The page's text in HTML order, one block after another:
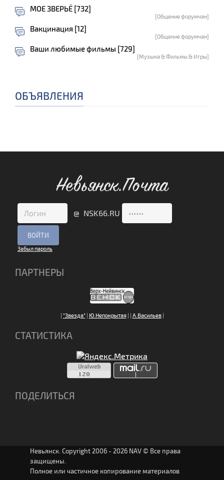
МОЕ ЗВЕРЬЁ [732]
[Общение форумчан]
Вакцинация [12]
[Общение форумчан]
Ваши любимые фильмы [729]
[Музыка & Фильмы & Игры]
ОБЪЯВЛЕНИЯ
Невьянск.Почта
@ NSK66.RU
Забыл пароль
ПАРТНЕРЫ
| "Звезда"| Ю.Непокрытая| | А.Васильев|
СТАТИСТИКА
ПОДЕЛИТЬСЯ
Невьянск. Copyright 2006 - 2026 NAV © Все права
защищены.
Полное или частичное копирование материалов